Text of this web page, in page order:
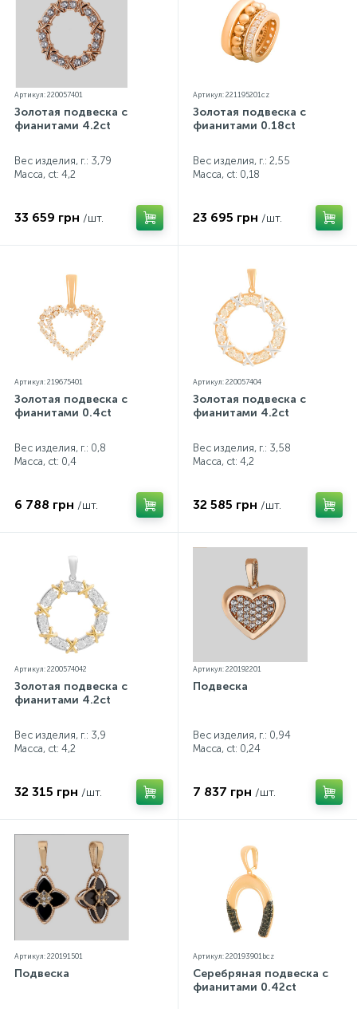
Артикул: 220057401
Золотая подвеска с
фианитами 4.2ct
Вес изделия, г.: 3,79
Масса, ct: 4,2
33 659 грн /шт.
Артикул: 221195201cz
Золотая подвеска с
фианитами 0.18ct
Вес изделия, г.: 2,55
Масса, ct: 0,18
23 695 грн /шт.
Артикул: 219675401
Золотая подвеска с
фианитами 0.4ct
Вес изделия, г.: 0,8
Масса, ct: 0,4
6 788 грн /шт.
Артикул: 220057404
Золотая подвеска с
фианитами 4.2ct
Вес изделия, г.: 3,58
Масса, ct: 4,2
32 585 грн /шт.
Артикул: 2200574042
Золотая подвеска с
фианитами 4.2ct
Вес изделия, г.: 3,9
Масса, ct: 4,2
32 315 грн /шт.
Артикул: 220192201
Подвеска
Вес изделия, г.: 0,94
Масса, ct: 0,24
7 837 грн /шт.
Артикул: 220191501
Подвеска
Артикул: 220193901bcz
Серебряная подвеска с
фианитами 0.42ct